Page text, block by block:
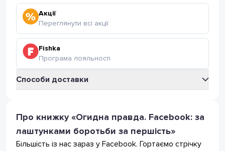
Акції
Переглянути всі акції
Fishka
Програма лояльності
Способи доставки
Відділення Укрпошта
35 грн
Поштомат Укрпошта
(безкоштовно від 399 грн.)
35
Про книжку «Огидна правда. Facebook: за
лаштунками боротьби за першість»
Більшість із нас зараз у Facebook. Гортаємо стрічку